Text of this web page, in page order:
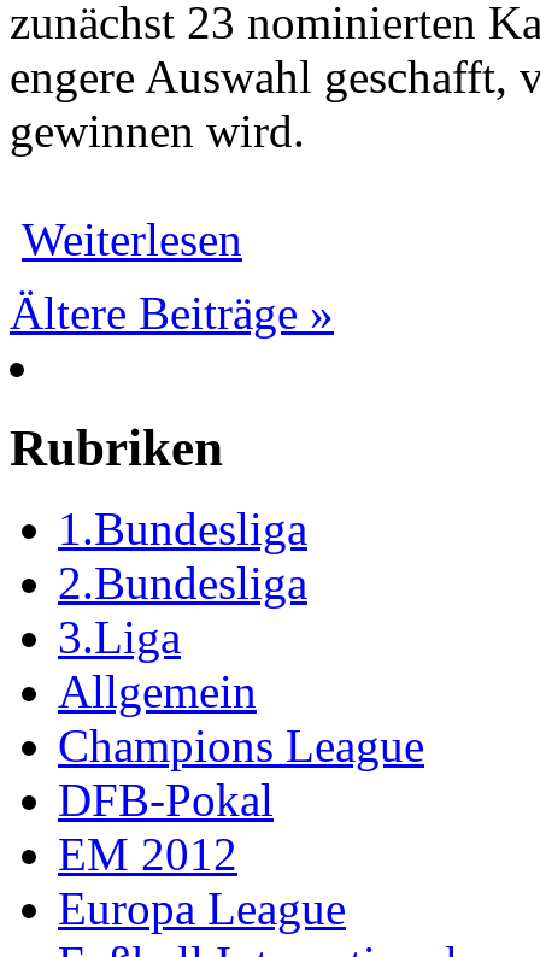
zunächst 23 nominierten
engere Auswahl geschafft,
gewinnen wird.
Weiterlesen
Ältere Beiträge »
Rubriken
1.Bundesliga
2.Bundesliga
3.Liga
Allgemein
Champions League
DFB-Pokal
EM 2012
Europa League